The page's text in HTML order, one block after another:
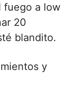
fuego a low
20
blandito.
y